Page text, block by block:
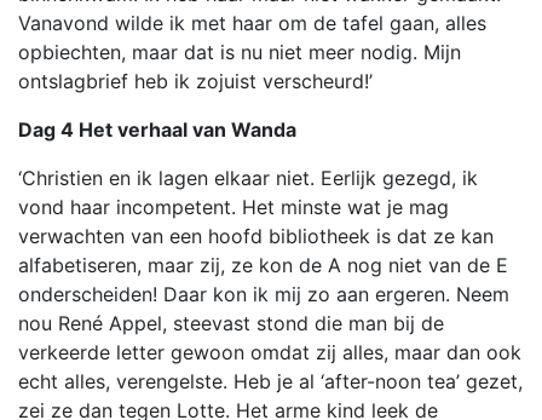
Vanavond wilde ik met haar om de tafel gaan, alles
opbiechten, maar dat is nu niet meer nodig. Mijn
ontslagbrief heb ik zojuist verscheurd!’
Dag 4 Het verhaal van Wanda
‘Christien en ik lagen elkaar niet. Eerlijk gezegd, ik
vond haar incompetent. Het minste wat je mag
verwachten van een hoofd bibliotheek is dat ze kan
alfabetiseren, maar zij, ze kon de A nog niet van de E
onderscheiden! Daar kon ik mij zo aan ergeren. Neem
nou René Appel, steevast stond die man bij de
verkeerde letter gewoon omdat zij alles, maar dan ook
echt alles, verengelste. Heb je al ‘after-noon tea’ gezet,
zei ze dan tegen Lotte. Het arme kind leek de